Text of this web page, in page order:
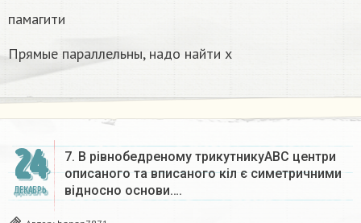
памагити
Прямые параллельны, надо найти x
24
ДЕКАБРЬ
7. В рівнобедреному трикутникуАВС центри
описаного та вписаного кіл є симетричними
відносно основи….